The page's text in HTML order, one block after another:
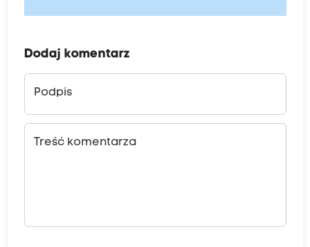
Dodaj komentarz
Podpis
Treść komentarza